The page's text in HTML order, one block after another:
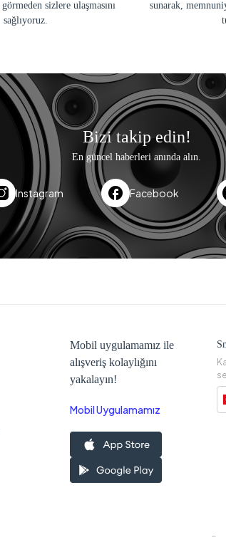
sizlere ulaşmasını
sağlıyoruz.
sunarak,
Bizi takip edin!
En güncel haberleri anında alın.
Instagram Facebook
Mobil uygulamamız ile
alışveriş kolaylığını
yakalayın!
Mobil Uygulamamız